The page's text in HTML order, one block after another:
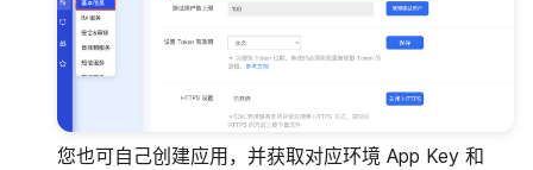
您也可自己创建应用，并获取对应环境 App Key 和